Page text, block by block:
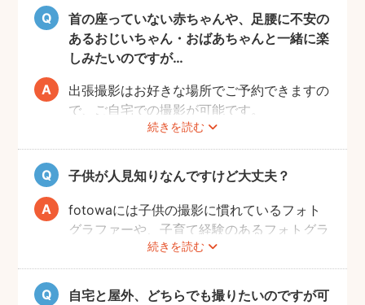
首の座っていない赤ちゃんや、足腰に不安の
あるおじいちゃん・おばあちゃんと一緒に楽
しみたいのですが…
続きを読む
出張撮影はお好きな場所でご予約できますの
で、ご自宅での撮影が可能です。
ご家族みなさんが撮りやすい場所をご指定い
ただければと思います。
子供が人見知りなんですけど大丈夫？
続きを読む
fotowaには子供の撮影に慣れているフォト
グラファーや、子育て経験のあるフォトグラ
ファーがたくさんいます！お子様のペースに
合わせて撮影をするので、人見知りのお子様
でも自然な表情を引き出してくれます。
自宅と屋外、どちらでも撮りたいのですが可